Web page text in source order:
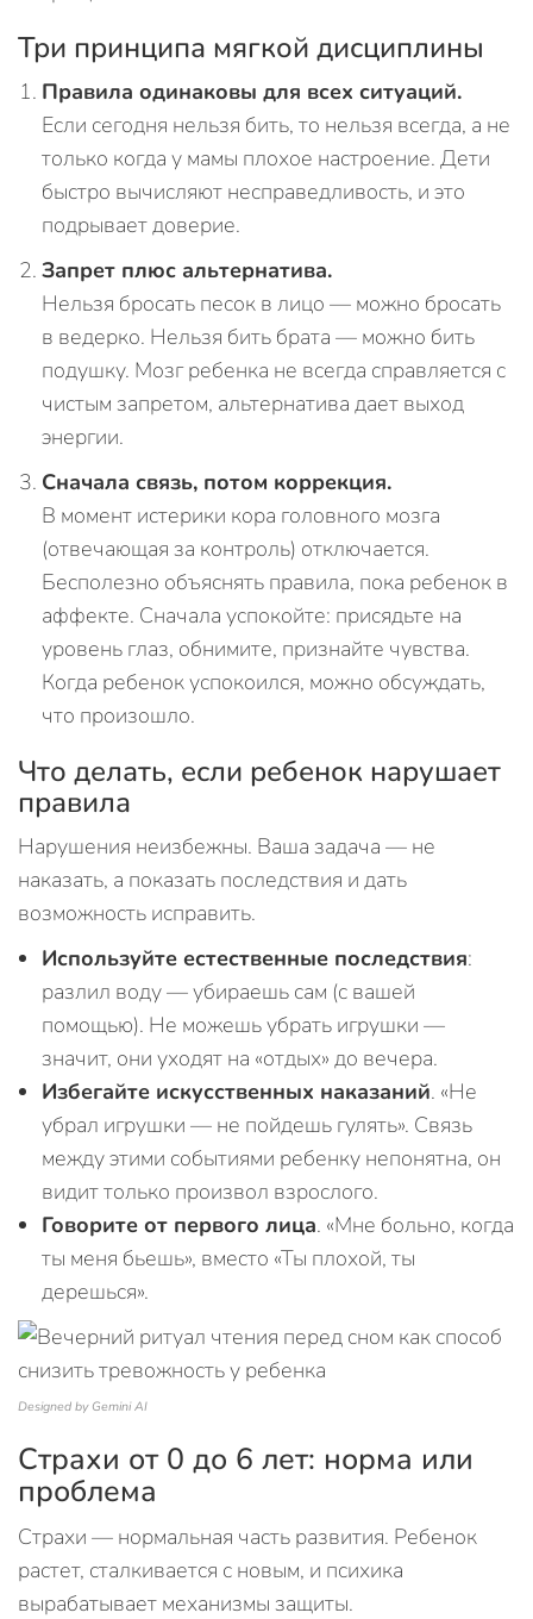
Три принципа мягкой дисциплины
Правила одинаковы для всех ситуаций.
Если сегодня нельзя бить, то нельзя всегда, а не
только когда у мамы плохое настроение. Дети
быстро вычисляют несправедливость, и это
подрывает доверие.
Запрет плюс альтернатива.
Нельзя бросать песок в лицо — можно бросать
в ведерко. Нельзя бить брата — можно бить
подушку. Мозг ребенка не всегда справляется с
чистым запретом, альтернатива дает выход
энергии.
Сначала связь, потом коррекция.
В момент истерики кора головного мозга
(отвечающая за контроль) отключается.
Бесполезно объяснять правила, пока ребенок в
аффекте. Сначала успокойте: присядьте на
уровень глаз, обнимите, признайте чувства.
Когда ребенок успокоился, можно обсуждать,
что произошло.
Что делать, если ребенок нарушает
правила
Нарушения неизбежны. Ваша задача — не
наказать, а показать последствия и дать
возможность исправить.
Используйте естественные последствия:
разлил воду — убираешь сам (с вашей
помощью). Не можешь убрать игрушки —
значит, они уходят на «отдых» до вечера.
Избегайте искусственных наказаний. «Не
убрал игрушки — не пойдешь гулять». Связь
между этими событиями ребенку непонятна, он
видит только произвол взрослого.
Говорите от первого лица. «Мне больно, когда
ты меня бьешь», вместо «Ты плохой, ты
дерешься».
Designed by Gemini AI
Страхи от 0 до 6 лет: норма или
проблема
Страхи — нормальная часть развития. Ребенок
растет, сталкивается с новым, и психика
вырабатывает механизмы защиты.